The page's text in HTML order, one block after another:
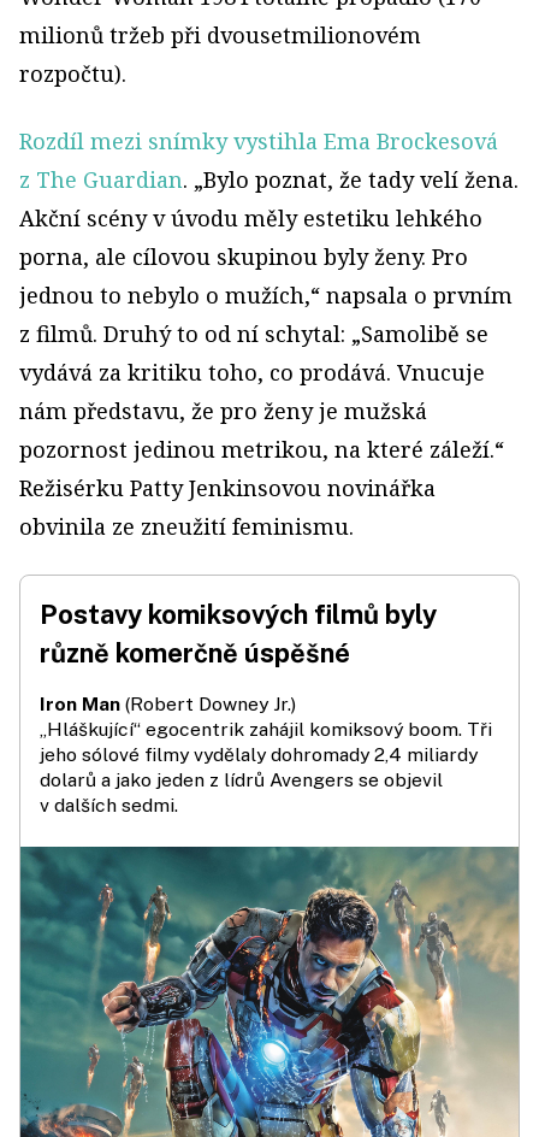
milionů tržeb při dvousetmilionovém
rozpočtu).
Rozdíl mezi snímky vystihla Ema Brockesová
z The Guardian. „Bylo poznat, že tady velí žena.
Akční scény v úvodu měly estetiku lehkého
porna, ale cílovou skupinou byly ženy. Pro
jednou to nebylo o mužích,“ napsala o prvním
z filmů. Druhý to od ní schytal: „Samolibě se
vydává za kritiku toho, co prodává. Vnucuje
nám představu, že pro ženy je mužská
pozornost jedinou metrikou, na které záleží.“
Režisérku Patty Jenkinsovou novinářka
obvinila ze zneužití feminismu.
Postavy komiksových filmů byly
různě komerčně úspěšné
Iron Man (Robert Downey Jr.)
„Hláškující“ egocentrik zahájil komiksový boom. Tři
jeho sólové filmy vydělaly dohromady 2,4 mil­­iardy
dolarů a jako jeden z lídrů Avengers se objevil
v dalších sedmi.